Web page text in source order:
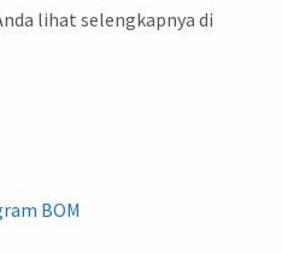
lihat selengkapnya di